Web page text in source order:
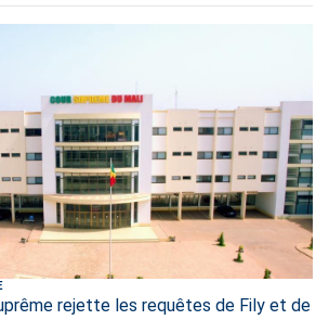
rejette les requêtes de Fily et de